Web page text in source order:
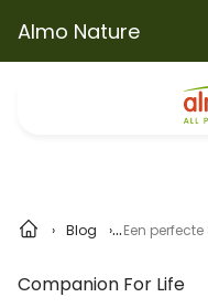
Almo Nature
Blog Een
Companion For Life